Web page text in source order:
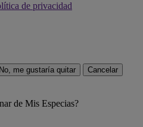
de privacidad
No, me gustaría quitar
Cancelar
de Mis Especias?